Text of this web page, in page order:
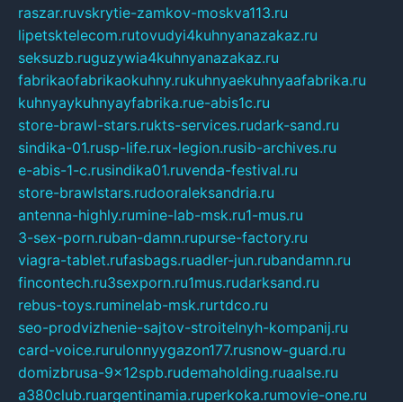
raszar.ruvskrytie-zamkov-moskva113.ru
lipetsktelecom.rutovudyi4kuhnyanazakaz.ru
seksuzb.ruguzywia4kuhnyanazakaz.ru
fabrikaofabrikaokuhny.rukuhnyaekuhnyaafabrika.ru
kuhnyaykuhnyayfabrika.rue-abis1c.ru
store-brawl-stars.rukts-services.rudark-sand.ru
sindika-01.rusp-life.rux-legion.rusib-archives.ru
e-abis-1-c.rusindika01.ruvenda-festival.ru
store-brawlstars.rudooraleksandria.ru
antenna-highly.rumine-lab-msk.ru1-mus.ru
3-sex-porn.ruban-damn.rupurse-factory.ru
viagra-tablet.rufasbags.ruadler-jun.rubandamn.ru
fincontech.ru3sexporn.ru1mus.rudarksand.ru
rebus-toys.ruminelab-msk.rurtdco.ru
seo-prodvizhenie-sajtov-stroitelnyh-kompanij.ru
card-voice.rurulonnyygazon177.rusnow-guard.ru
domizbrusa-9x12spb.rudemaholding.ruaalse.ru
a380club.ruargentinamia.ruperkoka.rumovie-one.ru